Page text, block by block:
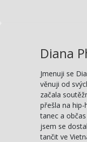
Diana
Jmenuji se
věnuji od
začala
přešla na
tanec a
jsem se
tančit ve